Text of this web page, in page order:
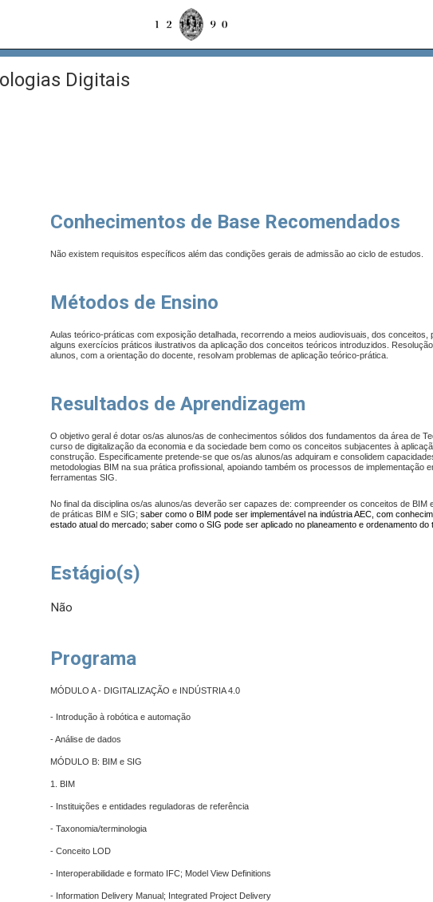
Digitais
Conhecimentos de Base Recomendados
Não existem requisitos específicos além das condições gerais de admissão ao ciclo de estudos.
Métodos de Ensino
Aulas teórico-práticas com exposição detalhada, recorrendo a meios audiovisuais, dos
alguns exercícios práticos ilustrativos da aplicação dos conceitos teóricos introduzidos.
alunos, com a orientação do docente, resolvam problemas de aplicação teórico-prática.
Resultados de Aprendizagem
O objetivo geral é dotar os/as alunos/as de conhecimentos sólidos dos fundamentos da área de
curso de digitalização da economia e da sociedade bem como os conceitos subjacentes à
construção. Especificamente pretende-se que os/as alunos/as adquiram e consolidem
metodologias BIM na sua prática profissional, apoiando também os processos de implementação
ferramentas SIG.
No final da disciplina os/as alunos/as deverão ser capazes de: compreender os conceitos de
de práticas BIM e SIG; saber como o BIM pode ser implementável na indústria AEC, com
estado atual do mercado; saber como o SIG pode ser aplicado no planeamento e ordenamento
Estágio(s)
Não
Programa
MÓDULO A - DIGITALIZAÇÃO e INDÚSTRIA 4.0
- Introdução à robótica e automação
- Análise de dados
MÓDULO B: BIM e SIG
1. BIM
- Instituições e entidades reguladoras de referência
- Taxonomia/terminologia
- Conceito LOD
- Interoperabilidade e formato IFC; Model View Definitions
- Information Delivery Manual; Integrated Project Delivery